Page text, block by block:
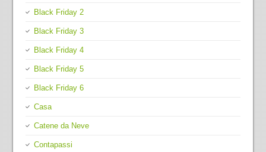
Black Friday 2
Black Friday 3
Black Friday 4
Black Friday 5
Black Friday 6
Casa
Catene da Neve
Contapassi